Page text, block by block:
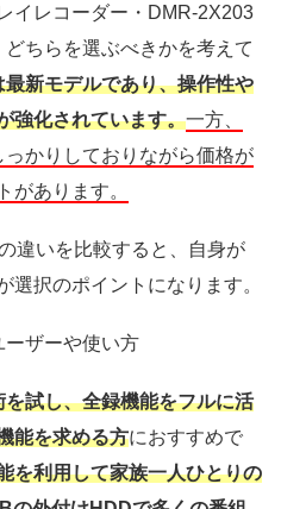
イレコーダー・DMR-2X203
ちらを選ぶべきかを考えて
新モデルであり、操作性や
強化されています。一方、
かりしておりながら価格が
があります。
違いを比較すると、自身が
選択のポイントになります。
ーザーや使い方
を試し、全録機能をフルに活
能を求める方におすすめで
を利用して家族一人ひとりの